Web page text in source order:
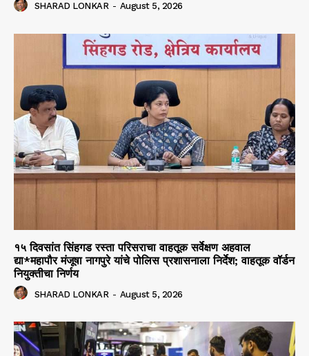
SHARAD LONKAR - August 5, 2026
१५ दिवसांत सिंहगड रस्ता परिसराचा वाहतूक सर्वेक्षण अहवाल
द्या*महापौर मंजूषा नागपुरे यांचे पोलिस प्रशासनाला निर्देश; वाहतूक वॉर्डन
नियुक्तीचा निर्णय
SHARAD LONKAR - August 5, 2026